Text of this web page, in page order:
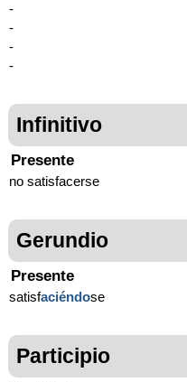
-
-
-
-
Infinitivo
Presente
no satisfacerse
Gerundio
Presente
satisfaciéndose
Participio